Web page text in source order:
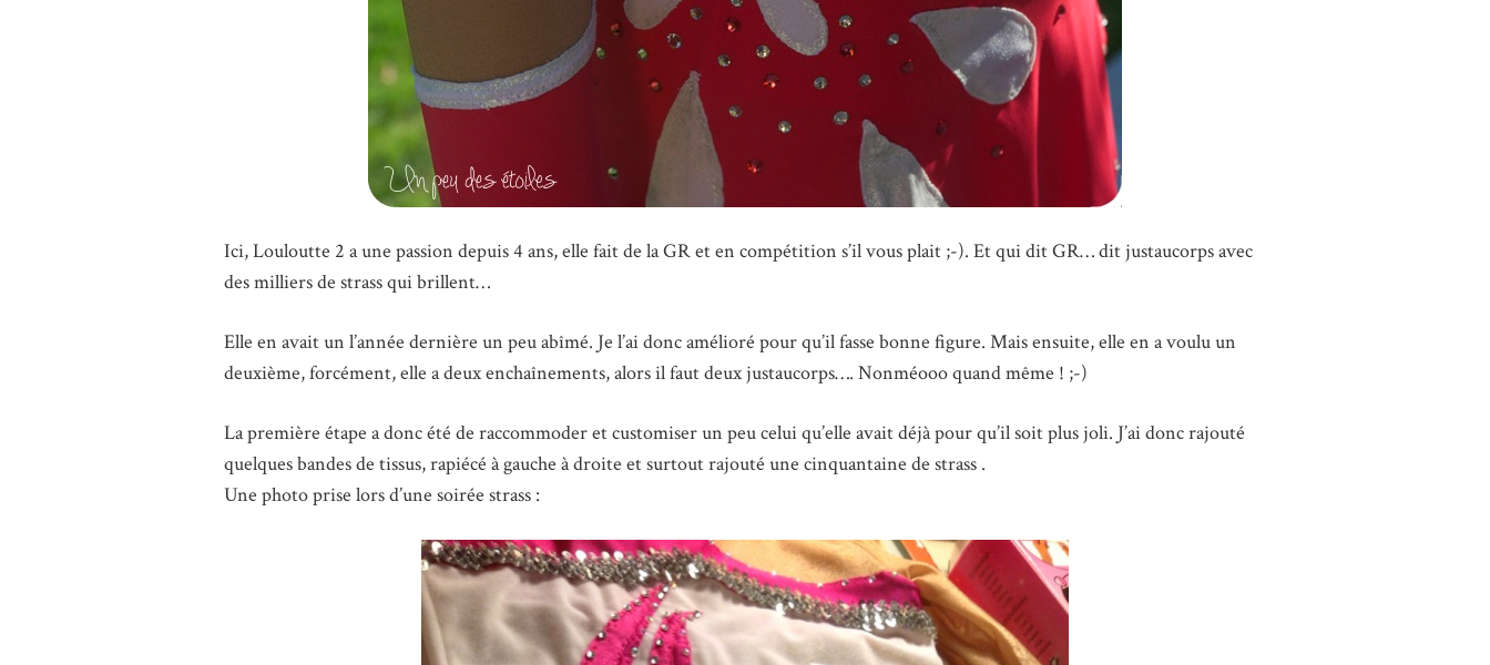
Ici, Louloutte 2 a une passion depuis 4 ans, elle fait de la GR et en compétition s’il vous plait ;-). Et qui dit GR… dit justaucorps avec
des milliers de strass qui brillent…
Elle en avait un l’année dernière un peu abîmé. Je l’ai donc amélioré pour qu’il fasse bonne figure. Mais ensuite, elle en a voulu un
deuxième, forcément, elle a deux enchaînements, alors il faut deux justaucorps…. Nonméooo quand même ! ;-)
La première étape a donc été de raccommoder et customiser un peu celui qu’elle avait déjà pour qu’il soit plus joli. J’ai donc rajouté
quelques bandes de tissus, rapiécé à gauche à droite et surtout rajouté une cinquantaine de strass .
Une photo prise lors d’une soirée strass :